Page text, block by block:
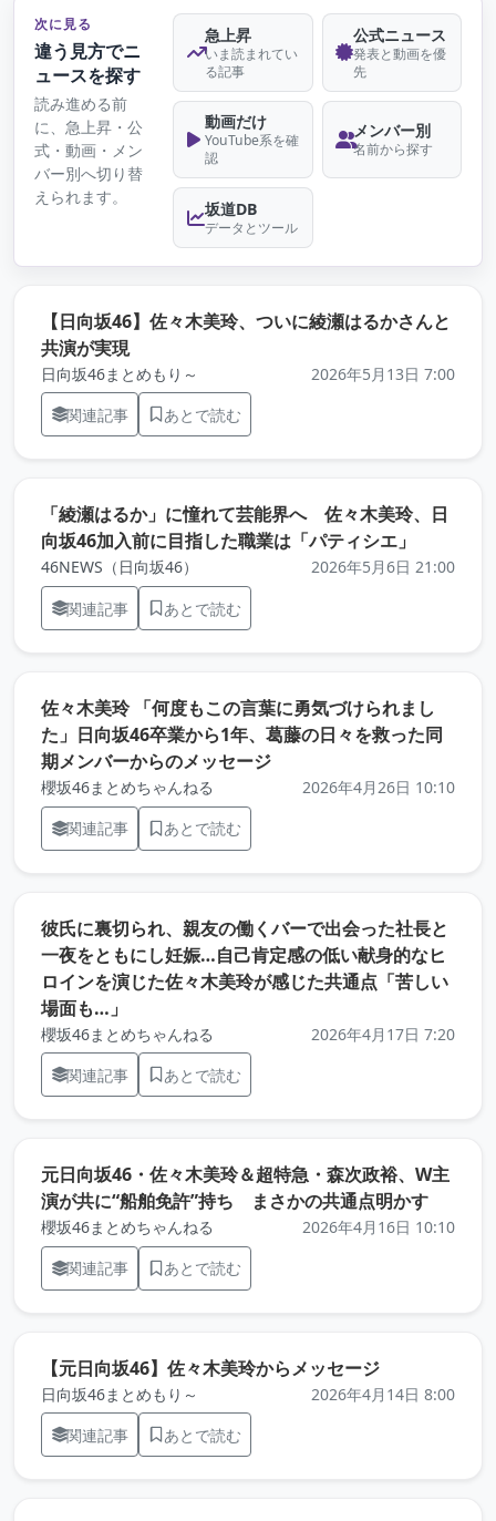
次に見る
違う見方でニ
ュースを探す
読み進める前
に、急上昇・公
式・動画・メン
バー別へ切り替
えられます。
急上昇
いま読まれてい
る記事
公式ニュース
発表と動画を優
先
動画だけ
YouTube系を確
認
メンバー別
名前から探す
坂道DB
データとツール
【日向坂46】佐々木美玲、ついに綾瀬はるかさんと
共演が実現（元記事を新しいタブで開きます）
日向坂46まとめもり～
2026年5月13日 7:00
関連記事
あとで読む
「綾瀬はるか」に憧れて芸能界へ 佐々木美玲、日
向坂46加入前に目指した職業は「パティシエ」
46NEWS（日向坂46）
2026年5月6日 21:00
関連記事
あとで読む
佐々木美玲 「何度もこの言葉に勇気づけられまし
た」日向坂46卒業から1年、葛藤の日々を救った同
期メンバーからのメッセージ（元記事を新しいタブで開
櫻坂46まとめちゃんねる
2026年4月26日 10:10
関連記事
あとで読む
彼氏に裏切られ、親友の働くバーで出会った社長と
一夜をともにし妊娠…自己肯定感の低い献身的なヒ
ロインを演じた佐々木美玲が感じた共通点「苦しい
場面も…」
櫻坂46まとめちゃんねる
2026年4月17日 7:20
関連記事
あとで読む
元日向坂46・佐々木美玲＆超特急・森次政裕、W主
演が共に“船舶免許”持ち まさかの共通点明かす（元記
櫻坂46まとめちゃんねる
2026年4月16日 10:10
関連記事
あとで読む
【元日向坂46】佐々木美玲からメッセージ（元記事を新
日向坂46まとめもり～
2026年4月14日 8:00
関連記事
あとで読む